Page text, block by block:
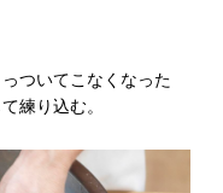
ついてこなくなった
練り込む。